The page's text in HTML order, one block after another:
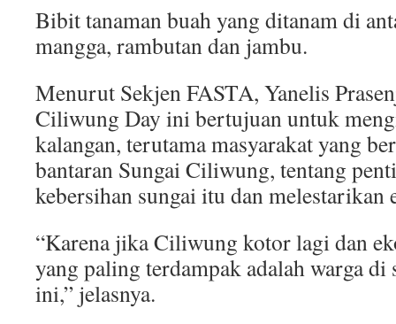
Bibit tanaman buah yang ditanam di
mangga, rambutan dan jambu.
Menurut Sekjen FASTA, Yanelis
Ciliwung Day ini bertujuan untuk
kalangan, terutama masyarakat yang
bantaran Sungai Ciliwung, tentang
kebersihan sungai itu dan melestarikan
“Karena jika Ciliwung kotor lagi dan
yang paling terdampak adalah warga di
ini,” jelasnya.